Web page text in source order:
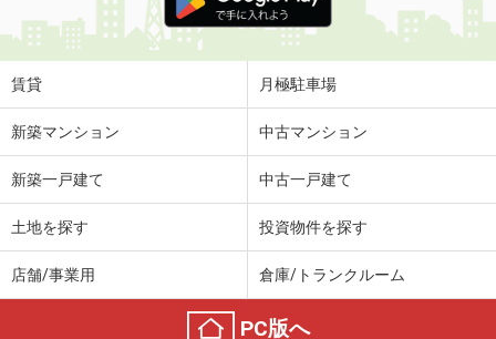
賃貸 月極駐車場
新築マンション 中古マンション
新築一戸建て 中古一戸建て
土地を探す 投資物件を探す
店舗/事業用 倉庫/トランクルーム
PC版へ